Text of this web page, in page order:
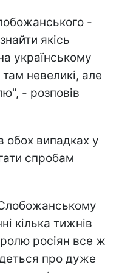
-
якісь
українському
невеликі, але
- розповів
обох випадках у
спробам
кілька тижнів
росіян все ж
про дуже